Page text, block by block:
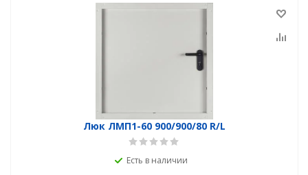
Люк ЛМП1-60 900/900/80 R/L
Есть в наличии